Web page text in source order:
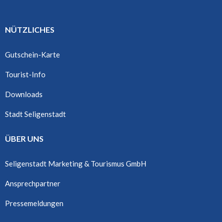
NÜTZLICHES
Gutschein-Karte
Tourist-Info
Downloads
Stadt Seligenstadt
ÜBER UNS
Seligenstadt Marketing & Tourismus GmbH
Ansprechpartner
Pressemeldungen